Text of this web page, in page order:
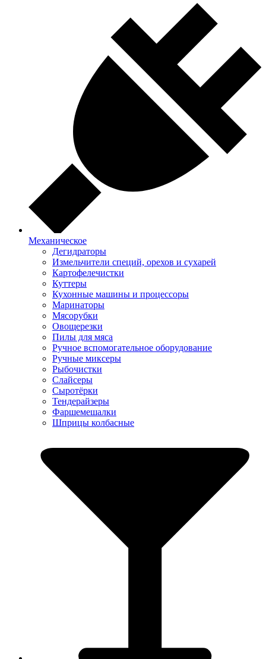
Механическое
Дегидраторы
Измельчители специй, орехов и сухарей
Картофелечистки
Куттеры
Кухонные машины и процессоры
Маринаторы
Мясорубки
Овощерезки
Пилы для мяса
Ручное вспомогательное оборудование
Ручные миксеры
Рыбочистки
Слайсеры
Сыротёрки
Тендерайзеры
Фаршемешалки
Шприцы колбасные